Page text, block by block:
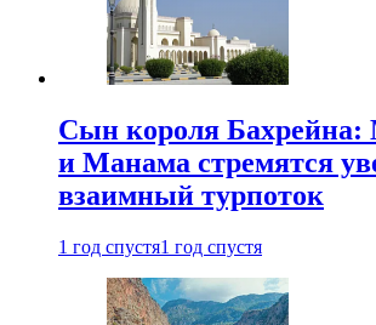
Сын короля Бахрейна:
и Манама стремятся
взаимный турпоток
1 год спустя1 год спустя